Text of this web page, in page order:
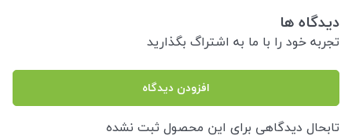
دیدگاه ها
تجربه خود را با ما به اشتراگ بگذارید
افزودن دیدگاه
تابحال دیدگاهی برای این محصول ثبت نشده